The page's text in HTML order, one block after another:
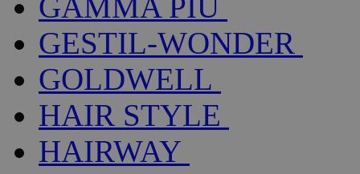
GESTIL-WONDER
GOLDWELL
HAIR STYLE
HAIRWAY